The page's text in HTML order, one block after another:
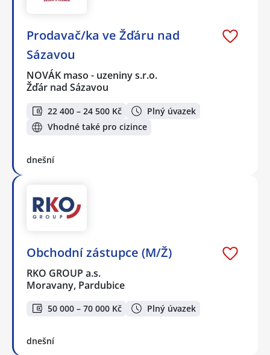
Prodavač/ka ve Žďáru nad
Sázavou
NOVÁK maso - uzeniny s.r.o.
Žďár nad Sázavou
22 400 – 24 500 Kč
Plný úvazek
Vhodné také pro cizince
dnešní
Obchodní zástupce (M/Ž)
RKO GROUP a.s.
Moravany, Pardubice
50 000 – 70 000 Kč Plný úvazek
dnešní